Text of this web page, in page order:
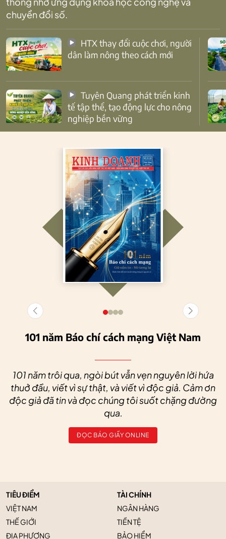
chuyển đổi số.
dân làm nông theo cách mới
tế tập thể, tạo động lực cho nông
nghiệp bền vững
101 năm Báo chí cách mạng Việt Nam
101 năm trôi qua, ngòi bút vẫn vẹn nguyên lời hứa
thuở đầu, viết vì sự thật, và viết vì độc giả. Cảm ơn
độc giả đã tin và đọc chúng tôi suốt chặng đường
qua.
ĐỌC BÁO GIẤY ONLINE
TIÊU ĐIỂM
VIỆT NAM
THẾ GIỚI
ĐỊA PHƯƠNG
TÀI CHÍNH
NGÂN HÀNG
TIỀN TỆ
BẢO HIỂM